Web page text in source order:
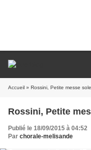
Accueil » Rossini, Petite messe
Rossini, Petite
Publié le 18/09/2015 à 04:52
Par chorale-melisande